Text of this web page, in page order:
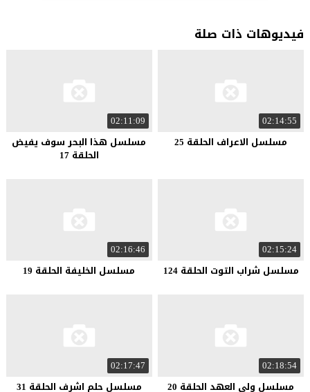
فيديوهات ذات صلة
02:14:55
مسلسل الاعراف الحلقة 25
02:11:09
مسلسل هذا البحر سوف يفيض
الحلقة 17
02:15:24
مسلسل شراب التوت الحلقة 124
02:16:46
مسلسل الخليفة الحلقة 19
02:18:54
مسلسل ولي العهد الحلقة 20
02:17:47
مسلسل حلم اشرف الحلقة 31